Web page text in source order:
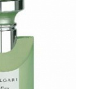
Скопировать
Telegram
WhatsApp